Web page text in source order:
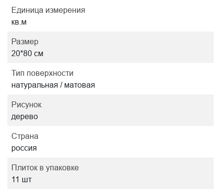
Единица измерения
кв.м
Размер
20*80 см
Тип поверхности
натуральная / матовая
Рисунок
дерево
Страна
россия
Плиток в упаковке
11 шт